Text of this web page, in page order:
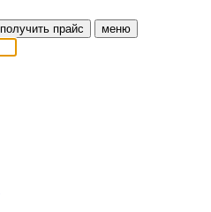
получить прайс меню